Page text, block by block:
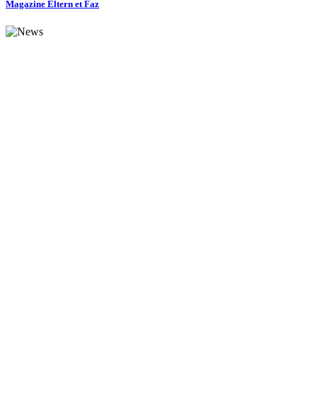
Magazine Eltern et Faz